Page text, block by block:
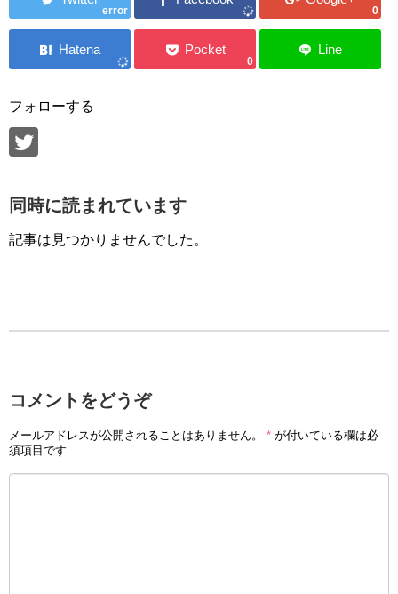
error 0
0
フォローする
同時に読まれています
記事は見つかりませんでした。
コメントをどうぞ
メールアドレスが公開されることはありません。 * が付いている欄は必
須項目です